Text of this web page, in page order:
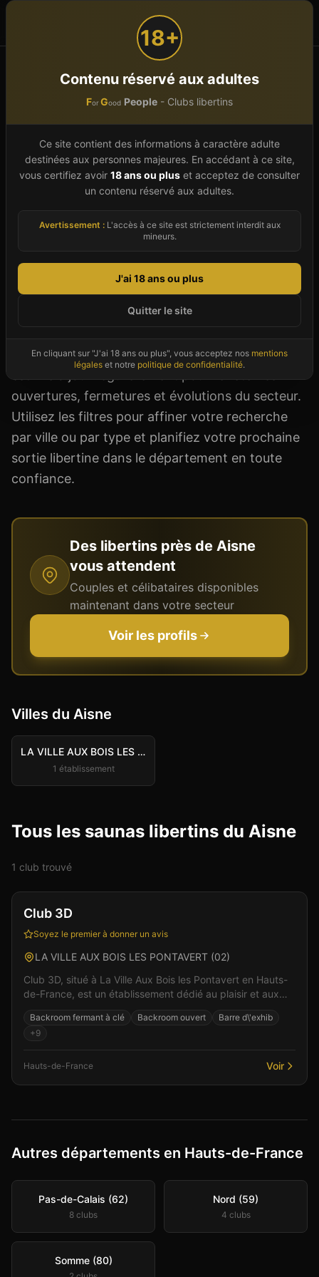
18+
Contenu réservé aux adultes
ForGood People - Clubs libertins
Ce site contient des informations à caractère adulte
destinées aux personnes majeures. En accédant à ce site,
vous certifiez avoir 18 ans ou plus et acceptez de consulter
un contenu réservé aux adultes.
Avertissement :L'accès à ce site est strictement interdit aux
mineurs.
J'ai 18 ans ou plus
Quitter le site
En cliquant sur "J'ai 18 ans ou plus", vous acceptez nos mentions
légales et notre politique de confidentialité.
Accueil Saunas libertins Hauts-de-France Aisne (02)
Sauna libertin Aisne (
Trouvez un club libertin dans le Aisne (02) parmi
les 1 établissements référencés en 2026. Ce
département de Hauts-de-France offre une
clubs répartis sur 1 ville. Chaque fiche
proposées (espace couples, sauna, jacuzzi, bar,
piste de danse, salles thématiques), les soirées
organisées (mixtes, couples, célibataires, à
réservation, adhésion). Notre annuaire du Aisne
ouvertures, fermetures et évolutions du secteur.
Utilisez les filtres pour affiner votre recherche
par ville ou par type et planifiez votre prochaine
sortie libertine dans le département en toute
confiance.
Des libertins près de Aisne
vous attendent
Couples et célibataires disponibles
maintenant dans votre secteur
Voir les profils
Villes du Aisne
LA VILLE AUX BOIS LES PONTAVERT
1 établissement
Tous les saunas libertins du Aisne
1 club trouvé
Club 3D
Soyez le premier à donner un avis
LA VILLE AUX BOIS LES PONTAVERT (02)
Club 3D, situé à La Ville Aux Bois les Pontavert en Hauts-
de-France, est un établissement dédié au plaisir et aux
Backroom fermant à clé Backroom ouvert
Barre d\'exhib
+9
Hauts-de-France Voir
Autres départements en Hauts-de-France
Pas-de-Calais (62)
8 clubs
Nord (59)
4 clubs
Somme (80)